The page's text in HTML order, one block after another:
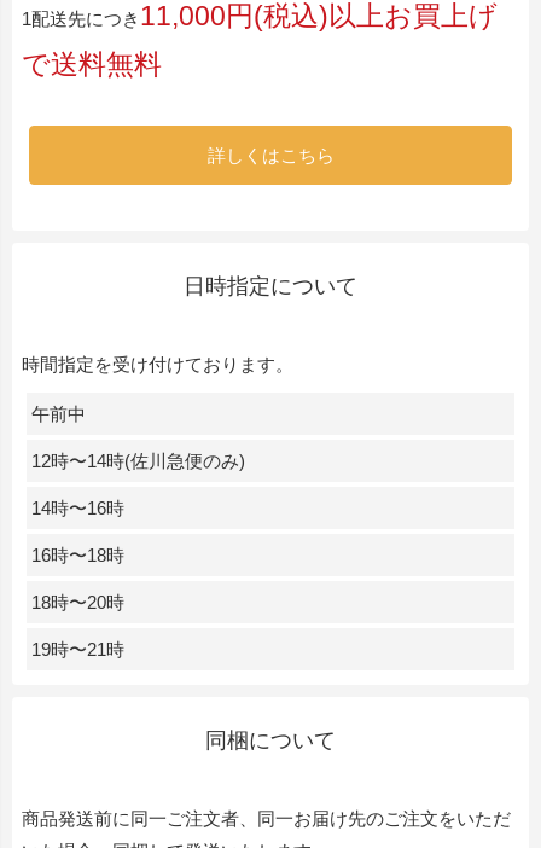
1配送先につき 11,000円(税込)以上お買上げ
で送料無料
詳しくはこちら
日時指定について
時間指定を受け付けております。
午前中
12時〜14時(佐川急便のみ)
14時〜16時
16時〜18時
18時〜20時
19時〜21時
同梱について
商品発送前に同一ご注文者、同一お届け先のご注文をいただ